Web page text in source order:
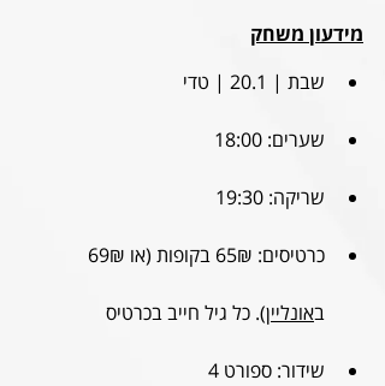
מידעון משחק
שבת | 20.1 | טדי
שערים: 18:00
שריקה: 19:30
כרטיסים:
באונליין). כל גיל חייב בכרטיס
שידור: ספורט 4